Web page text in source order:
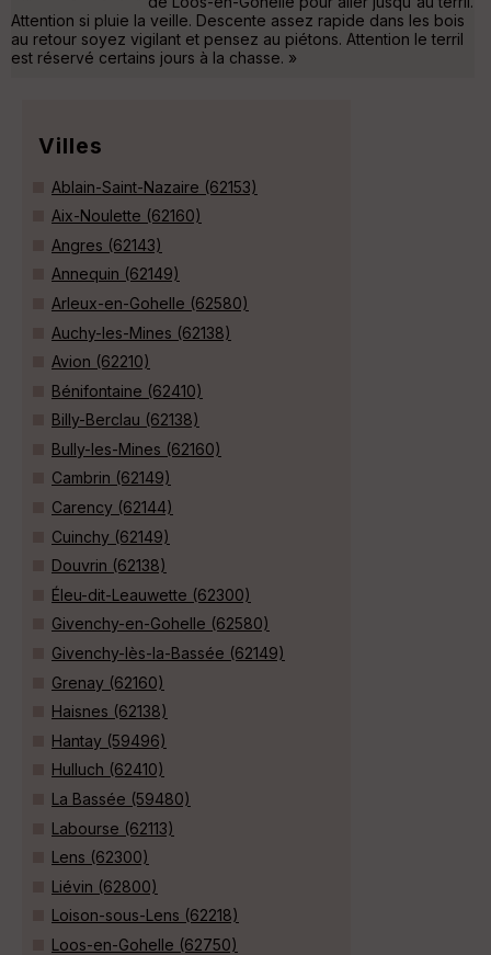
Attention si pluie la veille. Descente assez rapide dans les bois
au retour soyez vigilant et pensez au piétons. Attention le terril
est réservé certains jours à la chasse. »
Villes
Ablain-Saint-Nazaire (62153)
Aix-Noulette (62160)
Angres (62143)
Annequin (62149)
Arleux-en-Gohelle (62580)
Auchy-les-Mines (62138)
Avion (62210)
Bénifontaine (62410)
Billy-Berclau (62138)
Bully-les-Mines (62160)
Cambrin (62149)
Carency (62144)
Cuinchy (62149)
Douvrin (62138)
Éleu-dit-Leauwette (62300)
Givenchy-en-Gohelle (62580)
Givenchy-lès-la-Bassée (62149)
Grenay (62160)
Haisnes (62138)
Hantay (59496)
Hulluch (62410)
La Bassée (59480)
Labourse (62113)
Lens (62300)
Liévin (62800)
Loison-sous-Lens (62218)
Loos-en-Gohelle (62750)